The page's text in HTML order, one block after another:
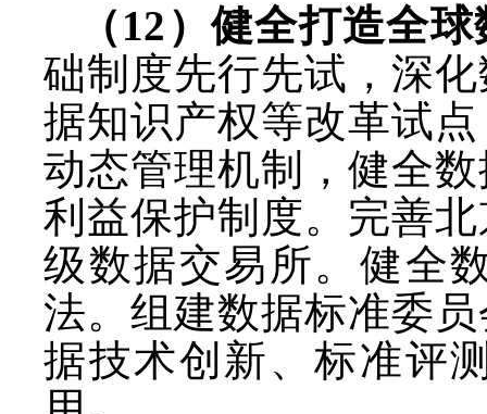
（12）健全打造全
础制度先行先试，深
据知识产权等改革试
动态管理机制，健全
利益保护制度。完善
级数据交易所。健全
法。组建数据标准委
据技术创新、标准评